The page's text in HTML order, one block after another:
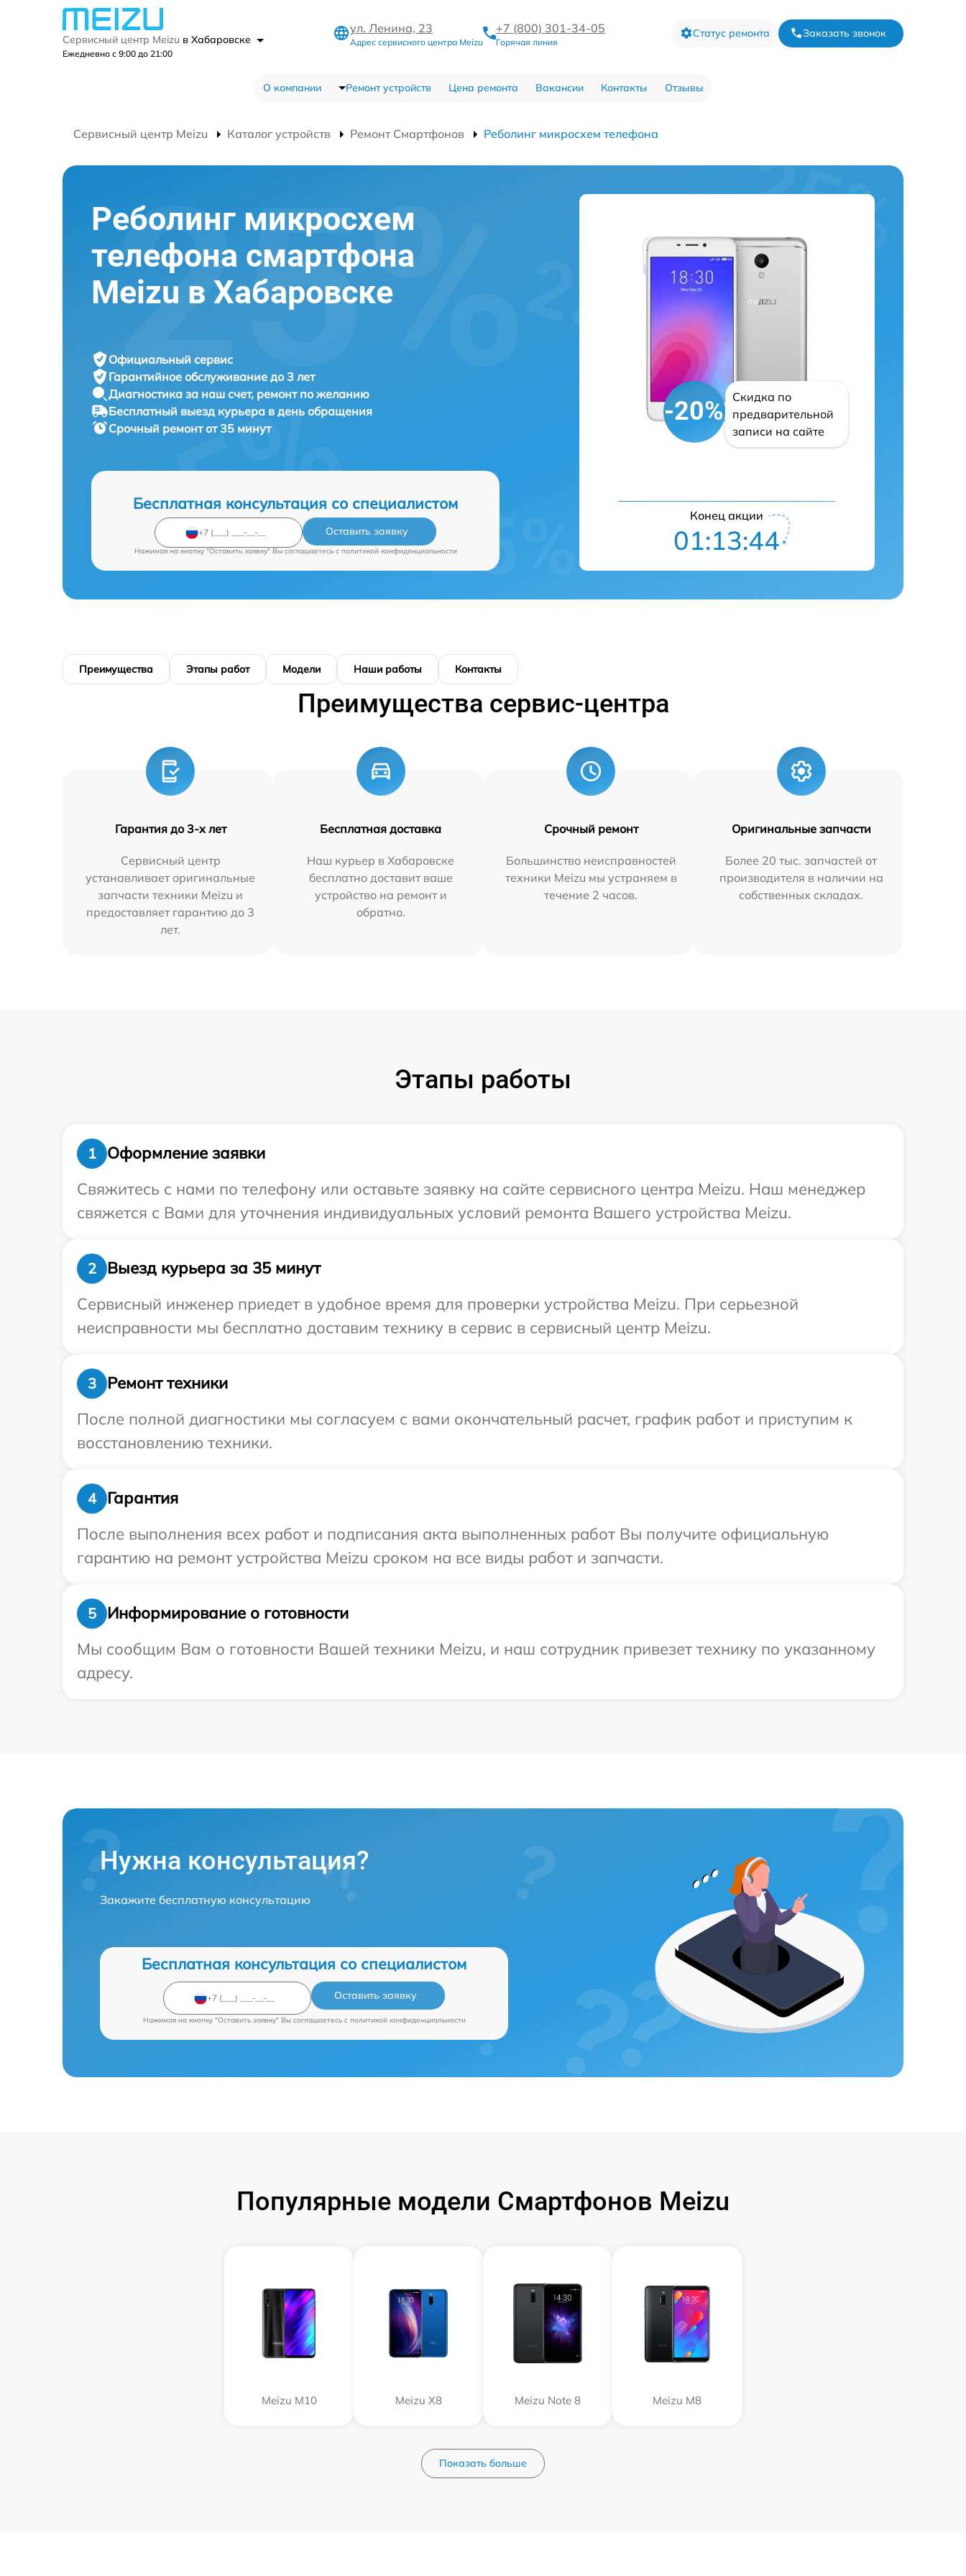
Сервисный центр Meizu в Хабаровске
Ежедневно с 9:00 до 21:00
ул. Ленина, 23
Адрес сервисного центра Meizu
+7 (800) 301-34-05
Горячая линия
Статус ремонта Заказать звонок
О компании Ремонт устройств Цена ремонта Вакансии Контакты Отзывы
Сервисный центр Meizu Каталог устройств Ремонт Смартфонов Реболинг микросхем телефона
Реболинг микросхем
телефона смартфона
Meizu в Хабаровске
Официальный сервис
Гарантийное обслуживание до 3 лет
Диагностика за наш счет, ремонт по желанию
Бесплатный выезд курьера в день обращения
Срочный ремонтот 35 минут
Бесплатная консультация со специалистом
Оставить заявку
Нажимая на кнопку "Оставить заявку" Вы соглашаетесь c политикой конфиденциальности
-20%
Скидка по
предварительной
записи на сайте
Конец акции
01:13:43
Преимущества Этапы работ Модели Наши работы Контакты
Преимущества сервис-центра
Гарантия до 3-х лет
Сервисный центр
устанавливает оригинальные
запчасти техники Meizu и
предоставляет гарантию до 3
лет.
Бесплатная доставка
Наш курьер в Хабаровске
бесплатно доставит ваше
устройство на ремонт и
обратно.
Срочный ремонт
Большинство неисправностей
техники Meizu мы устраняем в
течение 2 часов.
Оригинальные запчасти
Более 20 тыс. запчастей от
производителя в наличии на
собственных складах.
Этапы работы
1
Оформление заявки
Свяжитесь с нами по телефону или оставьте заявку на сайте сервисного центра Meizu. Наш менеджер
свяжется с Вами для уточнения индивидуальных условий ремонта Вашего устройства Meizu.
2
Выезд курьера за 35 минут
Сервисный инженер приедет в удобное время для проверки устройства Meizu. При серьезной
неисправности мы бесплатно доставим технику в сервис в сервисный центр Meizu.
3
Ремонт техники
После полной диагностики мы согласуем с вами окончательный расчет, график работ и приступим к
восстановлению техники.
4
Гарантия
После выполнения всех работ и подписания акта выполненных работ Вы получите официальную
гарантию на ремонт устройства Meizu сроком на все виды работ и запчасти.
5
Информирование о готовности
Мы сообщим Вам о готовности Вашей техники Meizu, и наш сотрудник привезет технику по указанному
адресу.
Нужна консультация?
Закажите бесплатную консультацию
Бесплатная консультация со специалистом
Оставить заявку
Нажимая на кнопку "Оставить заявку" Вы соглашаетесь c политикой конфиденциальности
Популярные модели Смартфонов Meizu
Meizu M10 Meizu X8 Meizu Note 8 Meizu M8
Показать больше